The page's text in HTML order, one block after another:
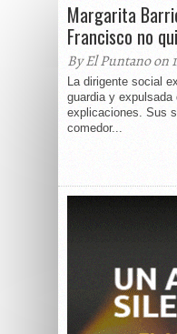
Margarita
Francisco no
By El Puntano on
La dirigente social
guardia y expulsada
explicaciones. Sus
comedor...